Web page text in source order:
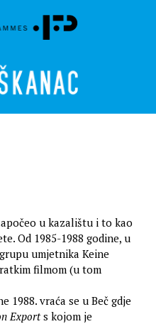
u kazalištu i to kao
Od 1985-1988 godine, u
umjetnika Keine
filmom (u tom
1988. vraća se u Beč gdje
Exports kojom je